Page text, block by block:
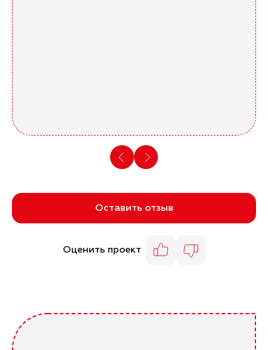
Оставить отзыв
Оценить проект